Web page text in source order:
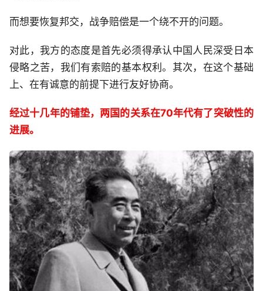
而想要恢复邦交，战争赔偿是一个绕不开的问题。
对此，我方的态度是首先必须得承认中国人民深受日本
侵略之苦，我们有索赔的基本权利。其次，在这个基础
上、在有诚意的前提下进行友好协商。
经过十几年的铺垫，两国的关系在70年代有了突破性的
进展。